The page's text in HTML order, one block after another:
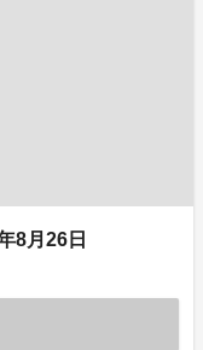
8月26日